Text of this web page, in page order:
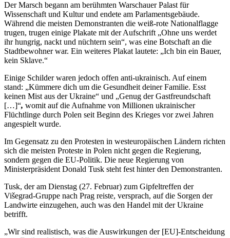
Der Marsch begann am berühmten Warschauer Palast für
Wissenschaft und Kultur und endete am Parlamentsgebäude.
Während die meisten Demonstranten die weiß-rote Nationalflagge
trugen, trugen einige Plakate mit der Aufschrift „Ohne uns werdet
ihr hungrig, nackt und nüchtern sein“, was eine Botschaft an die
Stadtbewohner war. Ein weiteres Plakat lautete: „Ich bin ein Bauer,
kein Sklave.“
Einige Schilder waren jedoch offen anti-ukrainisch. Auf einem
stand: „Kümmere dich um die Gesundheit deiner Familie. Esst
keinen Mist aus der Ukraine“ und „Genug der Gastfreundschaft
[…]“, womit auf die Aufnahme von Millionen ukrainischer
Flüchtlinge durch Polen seit Beginn des Krieges vor zwei Jahren
angespielt wurde.
Im Gegensatz zu den Protesten in westeuropäischen Ländern richten
sich die meisten Proteste in Polen nicht gegen die Regierung,
sondern gegen die EU-Politik. Die neue Regierung von
Ministerpräsident Donald Tusk steht fest hinter den Demonstranten.
Tusk, der am Dienstag (27. Februar) zum Gipfeltreffen der
Višegrad-Gruppe nach Prag reiste, versprach, auf die Sorgen der
Landwirte einzugehen, auch was den Handel mit der Ukraine
betrifft.
„Wir sind realistisch, was die Auswirkungen der [EU]-Entscheidung